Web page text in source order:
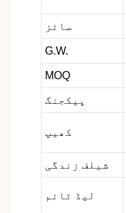
سائز
G.W.
MOQ
پیکجنگ
کھیپ
شیلف زندگی
لیڈ ٹائم